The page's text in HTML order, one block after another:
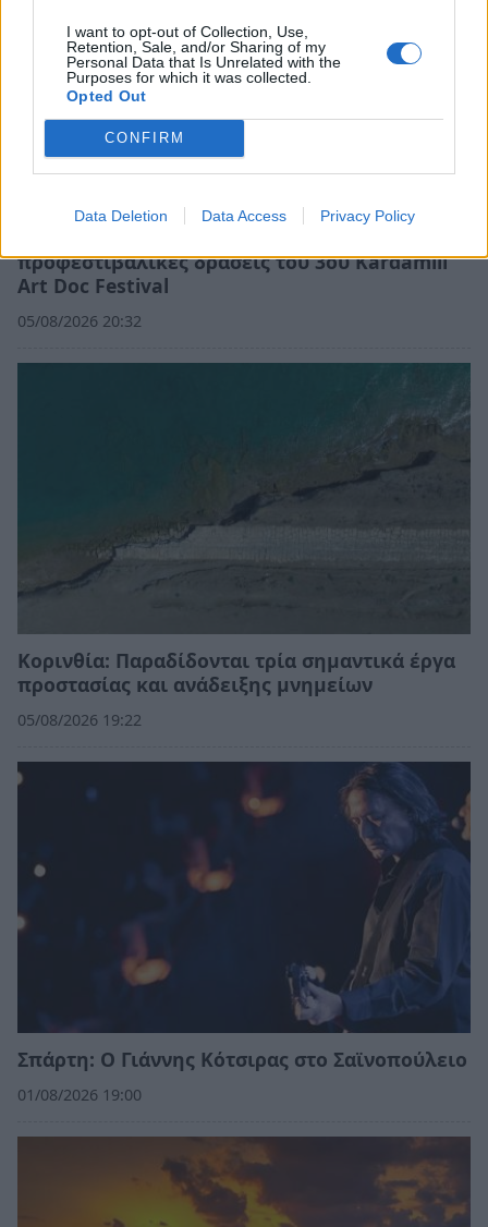
I want to opt-out of Collection, Use,
Retention, Sale, and/or Sharing of my
Personal Data that Is Unrelated with the
Purposes for which it was collected.
Opted Out
CONFIRM
Data Deletion Data Access Privacy Policy
προφεστιβαλικές δράσεις του 3ου Kardamili
Art Doc Festival
05/08/2026 20:32
Κορινθία: Παραδίδονται τρία σημαντικά έργα
προστασίας και ανάδειξης μνημείων
05/08/2026 19:22
Σπάρτη: Ο Γιάννης Κότσιρας στο Σαϊνοπούλειο
01/08/2026 19:00